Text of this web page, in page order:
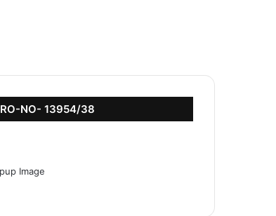
RO-NO- 13954/38